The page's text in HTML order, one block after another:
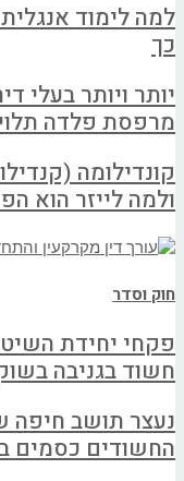
למה לימוד
כך
יותר ויותר בעלי
מרפסת פלדה
קונדילומה
ולמה לייזר הוא
חוק וסדר
פקחי יחידת
חשוד בגניבה
נעצר תושב חיפה
החשודים כסמים